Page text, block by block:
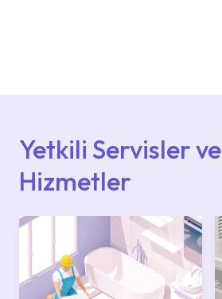
Yetkili Servisler ve
Hizmetler